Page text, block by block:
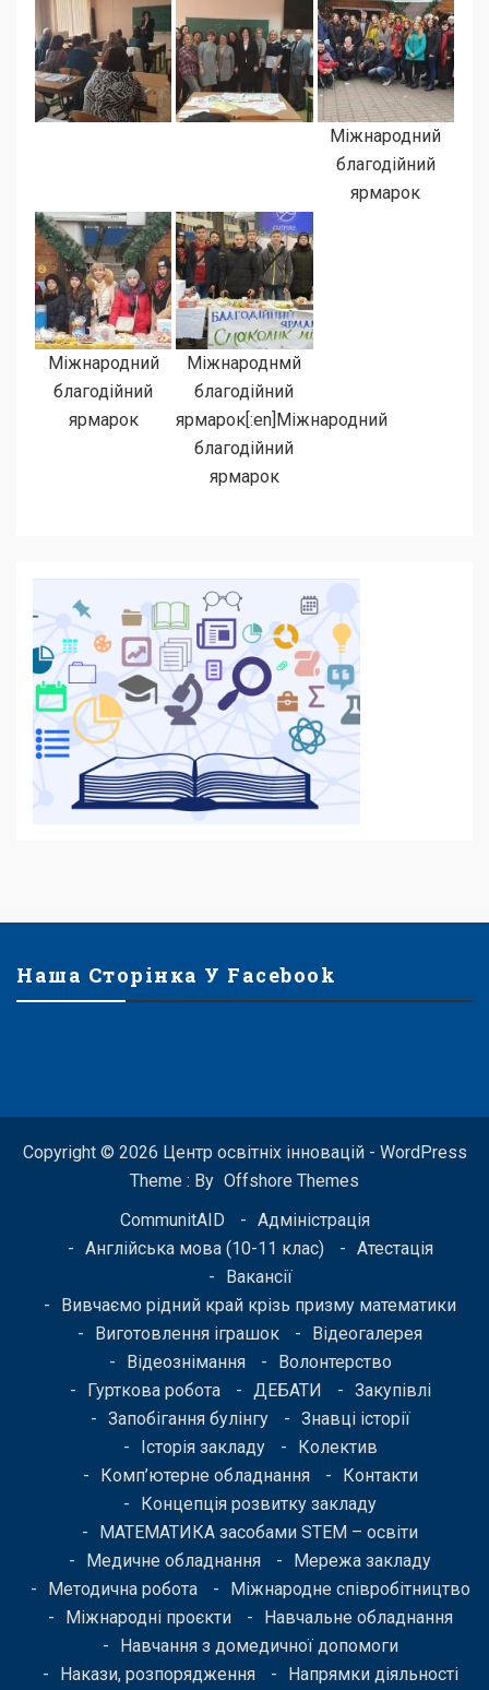
Міжнародний
благодійний
ярмарок
Міжнародний
благодійний
ярмарок
Міжнароднмй
благодійний
ярмарок[:en]Міжнародний
благодійний
ярмарок
Наша Сторінка У Facebook
Copyright © 2026 Центр освітніх інновацій - WordPress
Theme : By Offshore Themes
CommunitAID
Адміністрація
Англійська мова (10-11 клас)
Атестація
Вакансії
Вивчаємо рідний край крізь призму математики
Виготовлення іграшок
Відеогалерея
Відеознімання
Волонтерство
Гурткова робота
ДЕБАТИ
Закупівлі
Запобігання булінгу
Знавці історії
Історія закладу
Колектив
Комп’ютерне обладнання
Контакти
Концепція розвитку закладу
МАТЕМАТИКА засобами STEM – освіти
Медичне обладнання
Мережа закладу
Методична робота
Міжнародне співробітництво
Міжнародні проєкти
Навчальне обладнання
Навчання з домедичної допомоги
Накази, розпорядження
Напрямки діяльності